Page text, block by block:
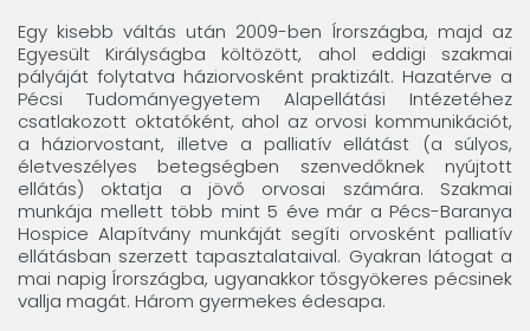
Egy kisebb váltás után 2009-ben Írországba, majd az
Egyesült Királyságba költözött, ahol eddigi szakmai
pályáját folytatva háziorvosként praktizált. Hazatérve a
Pécsi Tudományegyetem Alapellátási Intézetéhez
csatlakozott oktatóként, ahol az orvosi kommunikációt,
a háziorvostant, illetve a palliatív ellátást (a súlyos,
életveszélyes betegségben szenvedőknek nyújtott
ellátás) oktatja a jövő orvosai számára. Szakmai
munkája mellett több mint 5 éve már a Pécs-Baranya
Hospice Alapítvány munkáját segíti orvosként palliatív
ellátásban szerzett tapasztalataival. Gyakran látogat a
mai napig Írországba, ugyanakkor tősgyökeres pécsinek
vallja magát. Három gyermekes édesapa.